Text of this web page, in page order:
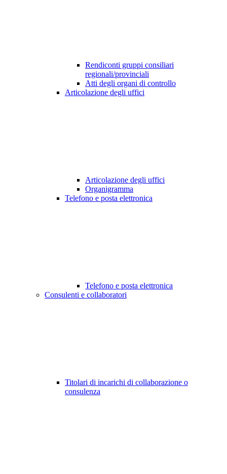
Rendiconti gruppi consiliari
regionali/provinciali
Atti degli organi di controllo
Articolazione degli uffici
Articolazione degli uffici
Organigramma
Telefono e posta elettronica
Telefono e posta elettronica
Consulenti e collaboratori
Titolari di incarichi di collaborazione o
consulenza